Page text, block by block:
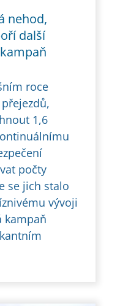
nehod,
další
roce
1,6
počty
se jich stalo
vývoji
kampaň